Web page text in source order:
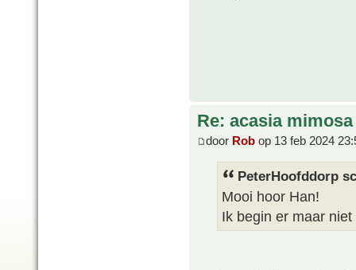
Re: acasia mimosa
door Rob op 13 feb 2024
PeterHoofddorp
Mooi hoor Han!
Ik begin er maar